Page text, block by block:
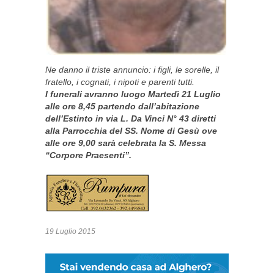
Ne danno il triste annuncio: i figli, le sorelle, il
fratello, i cognati, i nipoti e parenti tutti.
I funerali avranno luogo Martedì 21 Luglio
alle ore 8,45 partendo dall’abitazione
dell’Estinto in via L. Da Vinci N° 43 diretti
alla Parrocchia del SS. Nome di Gesù ove
alle ore 9,00 sarà celebrata la S. Messa
“Corpore Praesenti”.
19 Luglio 2015